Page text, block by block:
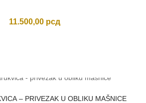
11.500,00 рсд
– PRIVEZAK U OBLIKU MAŠNICE